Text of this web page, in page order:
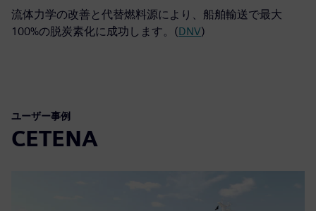
流体力学の改善と代替燃料源により、船舶輸送で最大
100%の脱炭素化に成功します。(DNV)
ユーザー事例
CETENA